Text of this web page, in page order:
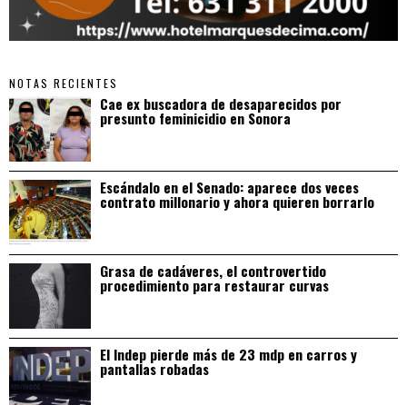
NOTAS RECIENTES
Cae ex buscadora de desaparecidos por
presunto feminicidio en Sonora
Escándalo en el Senado: aparece dos veces
contrato millonario y ahora quieren borrarlo
Grasa de cadáveres, el controvertido
procedimiento para restaurar curvas
El Indep pierde más de 23 mdp en carros y
pantallas robadas